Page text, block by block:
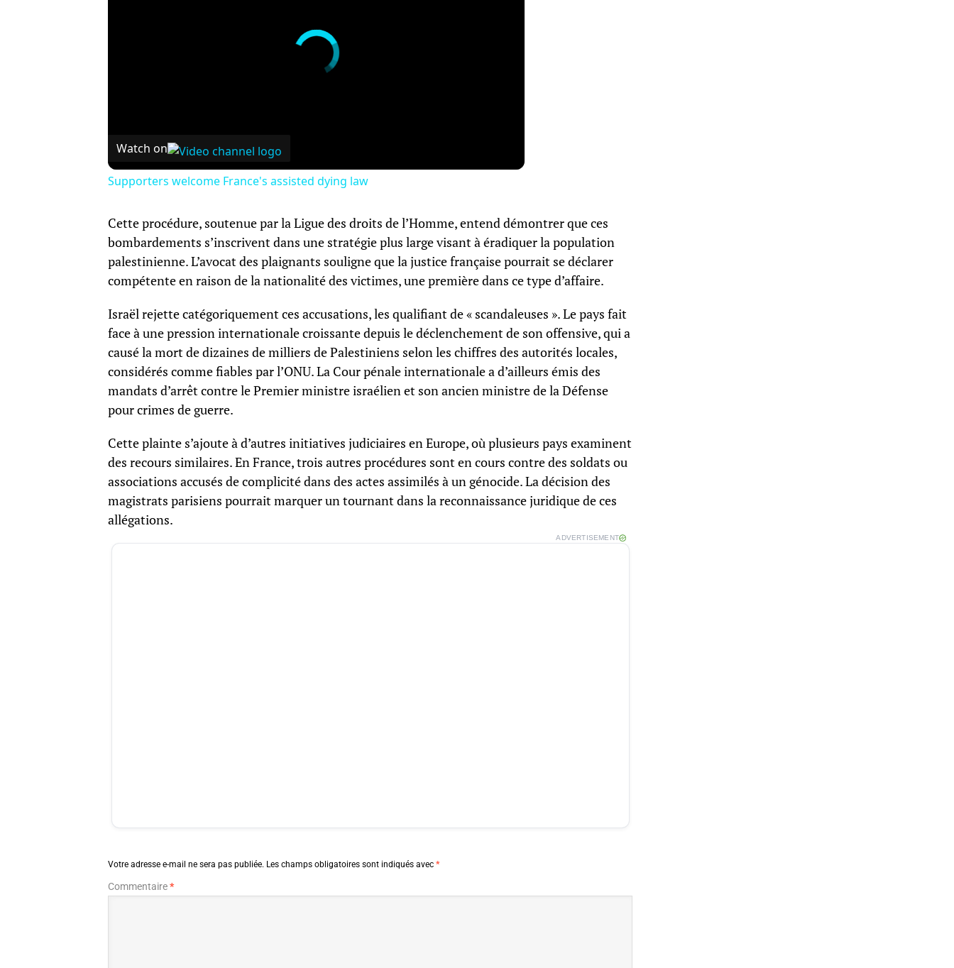
Watch on
Supporters welcome France's assisted dying law
Cette procédure, soutenue par la Ligue des droits de l’Homme, entend démontrer que ces
bombardements s’inscrivent dans une stratégie plus large visant à éradiquer la population
palestinienne. L’avocat des plaignants souligne que la justice française pourrait se déclarer
compétente en raison de la nationalité des victimes, une première dans ce type d’affaire.
Israël rejette catégoriquement ces accusations, les qualifiant de « scandaleuses ». Le pays fait
face à une pression internationale croissante depuis le déclenchement de son offensive, qui a
causé la mort de dizaines de milliers de Palestiniens selon les chiffres des autorités locales,
considérés comme fiables par l’ONU. La Cour pénale internationale a d’ailleurs émis des
mandats d’arrêt contre le Premier ministre israélien et son ancien ministre de la Défense
pour crimes de guerre.
Cette plainte s’ajoute à d’autres initiatives judiciaires en Europe, où plusieurs pays examinent
des recours similaires. En France, trois autres procédures sont en cours contre des soldats ou
associations accusés de complicité dans des actes assimilés à un génocide. La décision des
magistrats parisiens pourrait marquer un tournant dans la reconnaissance juridique de ces
allégations.
ADVERTISEMENT
Votre adresse e-mail ne sera pas publiée. Les champs obligatoires sont indiqués avec *
Commentaire*